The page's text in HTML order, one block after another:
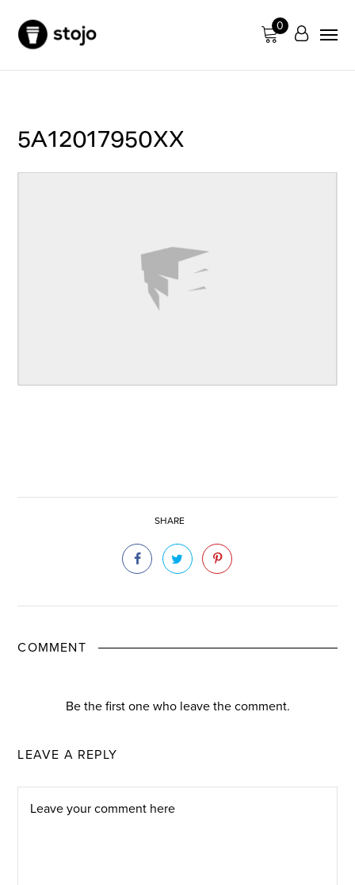
0
5A12017950XX
SHARE
COMMENT
Be the first one who leave the comment.
LEAVE A REPLY